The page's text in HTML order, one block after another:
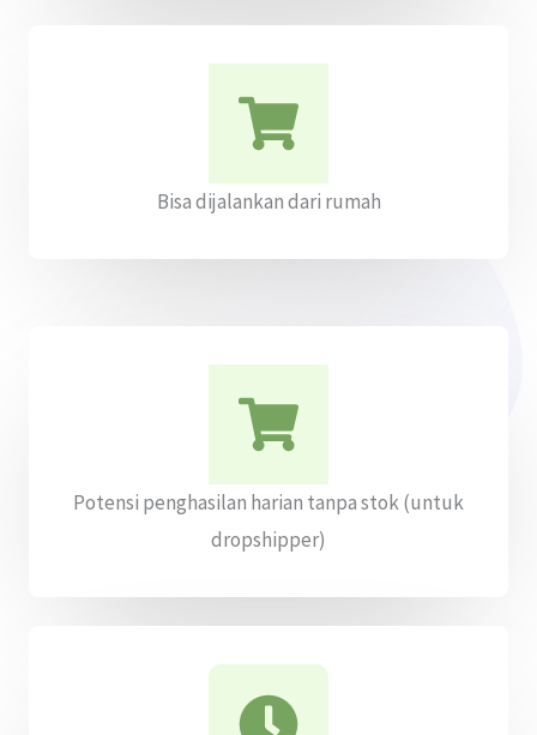
Bisa dijalankan dari rumah
Potensi penghasilan harian tanpa stok (untuk
dropshipper)